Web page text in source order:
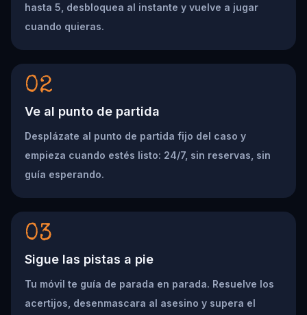
hasta 5, desbloquea al instante y vuelve a jugar
cuando quieras.
02
Ve al punto de partida
Desplázate al punto de partida fijo del caso y
empieza cuando estés listo: 24/7, sin reservas, sin
guía esperando.
03
Sigue las pistas a pie
Tu móvil te guía de parada en parada. Resuelve los
acertijos, desenmascara al asesino y supera el